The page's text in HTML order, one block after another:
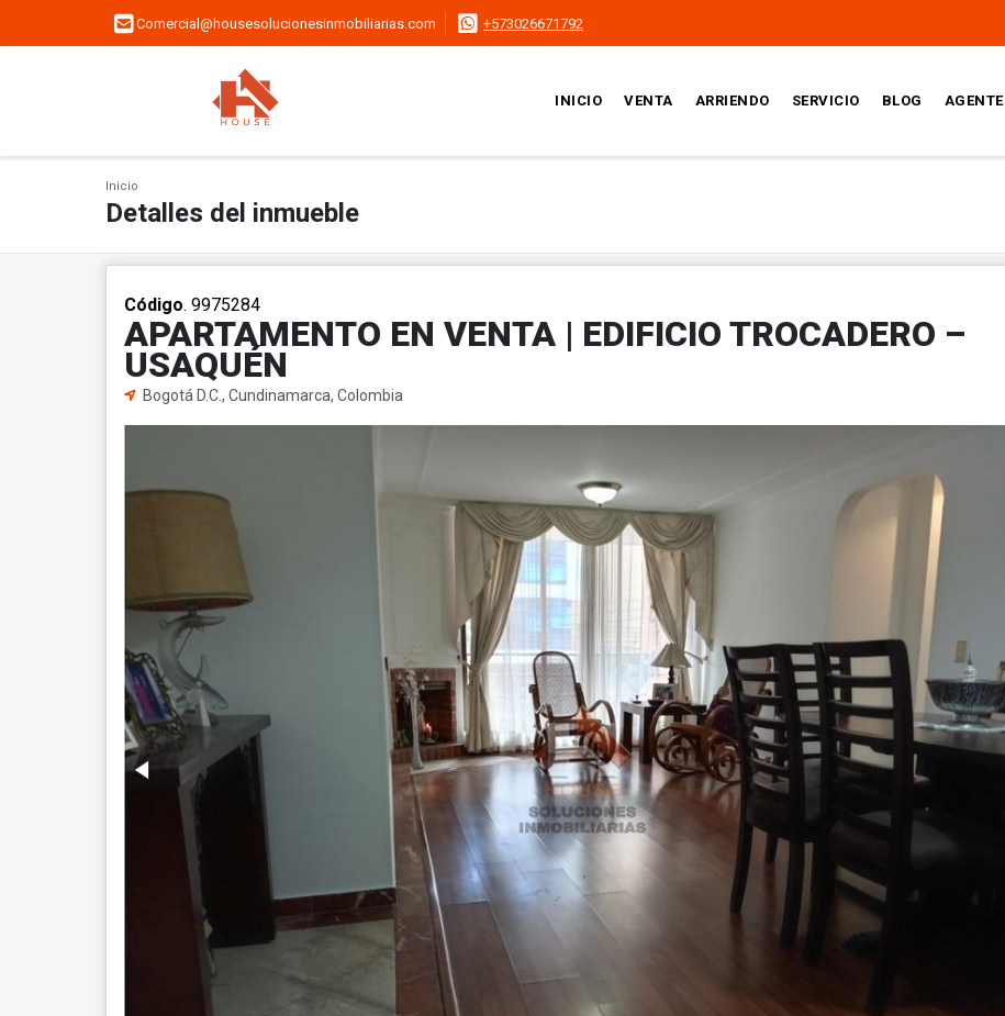
Comercial@housesolucionesinmobiliarias.com +573026671792
INICIO VENTA ARRIENDO SERVICIO BLOG AGENTE
Inicio
Detalles del inmueble
Código. 9975284
APARTAMENTO EN VENTA | EDIFICIO TROCADERO –
USAQUÉN
Bogotá D.C., Cundinamarca, Colombia